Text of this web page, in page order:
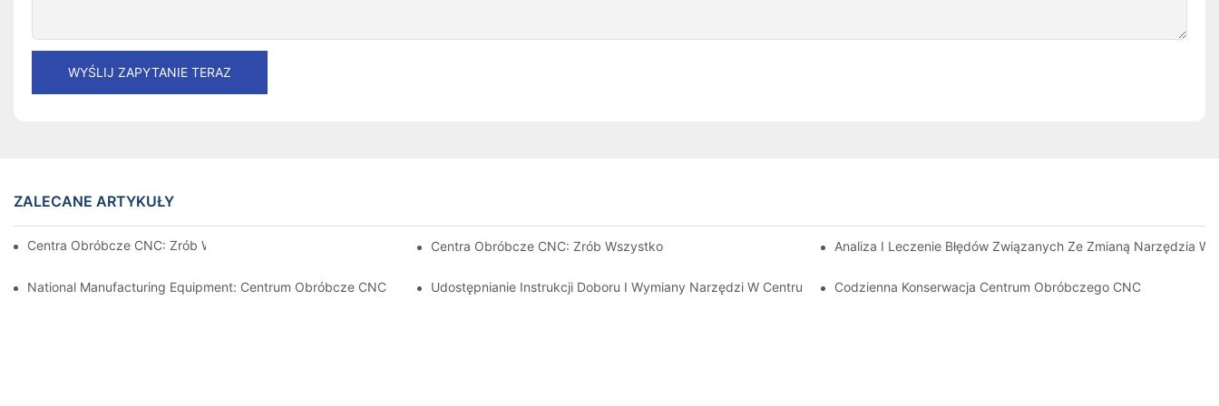
WYŚLIJ ZAPYTANIE TERAZ
ZALECANE ARTYKUŁY
Centra Obróbcze CNC: Zrób Wszystko Centra Obróbcze CNC: Zrób Wszystko Analiza I Leczenie Błędów Związanych Ze Zmianą Narzędzia
National Manufacturing Equipment: Centrum Obróbcze CNC Udostępnianie Instrukcji Doboru I Wymiany Narzędzi W Centrum Obróbczym CNCCodzienna Konserwacja Centrum Obróbczego CNC